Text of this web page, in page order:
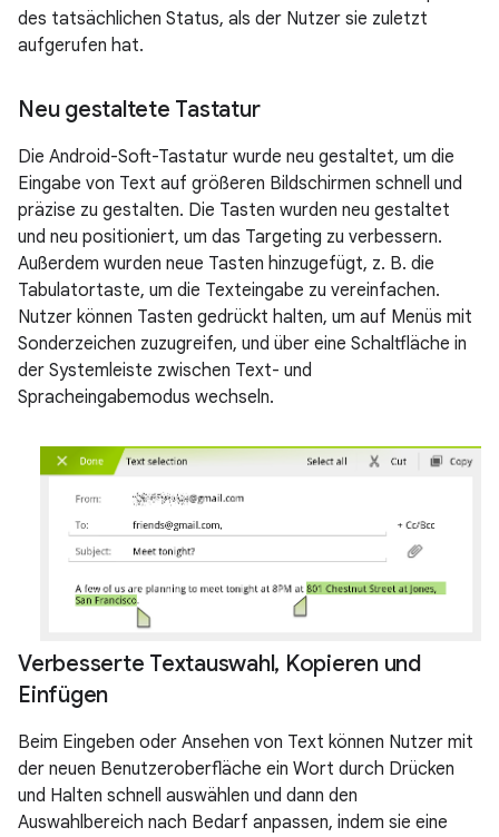
des tatsächlichen Status, als der Nutzer sie zuletzt
aufgerufen hat.
Neu gestaltete Tastatur
Die Android-Soft-Tastatur wurde neu gestaltet, um die
Eingabe von Text auf größeren Bildschirmen schnell und
präzise zu gestalten. Die Tasten wurden neu gestaltet
und neu positioniert, um das Targeting zu verbessern.
Außerdem wurden neue Tasten hinzugefügt, z. B. die
Tabulatortaste, um die Texteingabe zu vereinfachen.
Nutzer können Tasten gedrückt halten, um auf Menüs mit
Sonderzeichen zuzugreifen, und über eine Schaltfläche in
der Systemleiste zwischen Text- und
Spracheingabemodus wechseln.
Verbesserte Textauswahl, Kopieren und
Einfügen
Beim Eingeben oder Ansehen von Text können Nutzer mit
der neuen Benutzeroberfläche ein Wort durch Drücken
und Halten schnell auswählen und dann den
Auswahlbereich nach Bedarf anpassen, indem sie eine